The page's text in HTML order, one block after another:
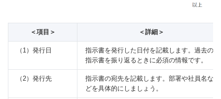
＜項目＞ ＜詳細＞
（1）発行日
指示書を発行した日付を記載します。過去の
指示書を振り返るときに必須の情報です。
（2）発行先
指示書の宛先を記載します。部署や社員名な
どを具体的にしましょう。